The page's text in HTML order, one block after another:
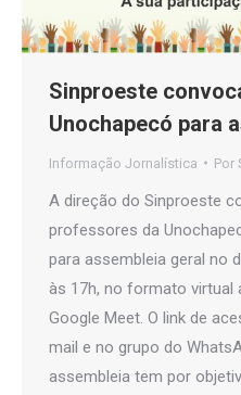
Sinproeste
Unochapecó para
Informação Jornalística Por
A direção do Sinproeste
professores da
para assembleia geral no
às 17h, no formato virtual
Google Meet. O link de
mail e no grupo do
assembleia tem por